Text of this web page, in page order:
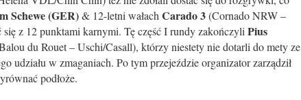
Schewe (GER)& 12-letni wałach Carado 3(Cornado NRW –
z 12 punktami karnymi. Tę część I rundy zakończyli Pius
du Rouet – Uschi/Casall), którzy niestety nie dotarli do mety ze
udziału w zmaganiach. Po tym przejeździe organizator zarządził
podłoże.